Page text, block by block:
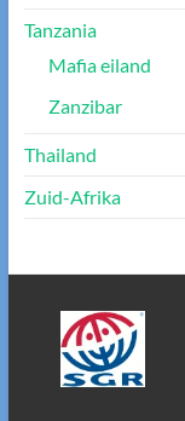
Tanzania
Mafia eiland
Zanzibar
Thailand
Zuid-Afrika